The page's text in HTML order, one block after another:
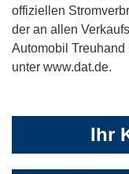
offiziellen
der an allen
Automobil
unter www.dat.de.
Ihr